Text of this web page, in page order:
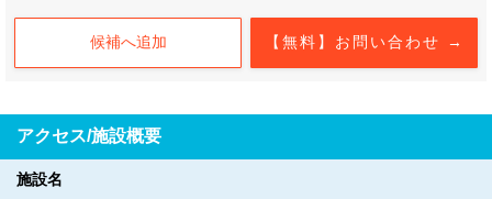
【無料】お問い合わせ →
候補へ追加
アクセス/施設概要
施設名